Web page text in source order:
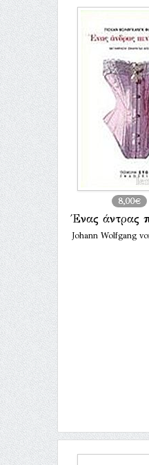
8,00€
Ένας άντρας
Johann Wolfgang